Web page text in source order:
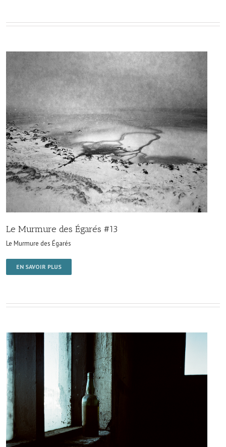
Le Murmure des Égarés #13
Le Murmure des Égarés
EN SAVOIR PLUS